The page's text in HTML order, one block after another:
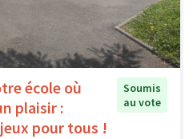
école où
plaisir :
pour tous !
Soumis
au vote